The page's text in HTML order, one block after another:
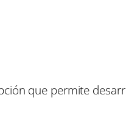
que permite